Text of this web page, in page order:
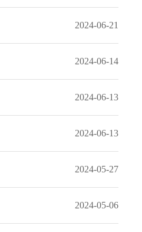
2024-06-21
2024-06-14
2024-06-13
2024-06-13
2024-05-27
2024-05-06